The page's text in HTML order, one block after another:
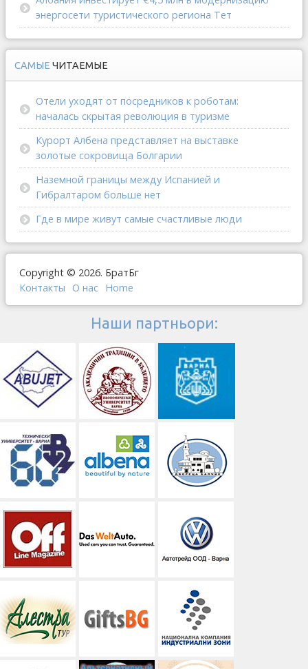
энергосети туристического региона Тет
САМЫЕ ЧИТАЕМЫЕ
Отели уходят от посредников к роботам:
началась скрытая революция в туризме
Курорт Албена представляет на выставке
золотые сокровища Болгарии
Наземной границы между Испанией и
Гибралтаром больше нет
Где в мире живут самые счастливые люди
Copyright © 2026. БратБг
Контакты
О наc Home
Наши партньори: